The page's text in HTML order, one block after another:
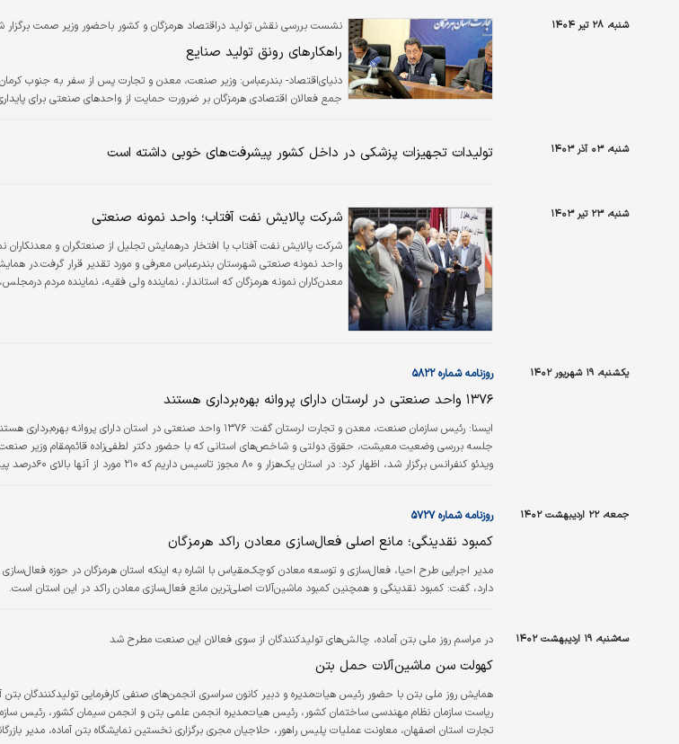
شنبه، ۲۸ تیر ۱۴۰۴ نشست بررسی نقش تولید دراقتصاد هرمزگان و کشور باحضور وزیر صمت برگزار
راهکارهای رونق تولید صنایع
دنياي‌اقتصاد- بندرعباس: وزیر صنعت، معدن و تجارت‌ پس از سفر به جنوب
جمع فعالان اقتصادی هرمزگان بر ضرورت حمایت از واحدهای صنعتی برای
شنبه، ۰۳ آذر ۱۴۰۳ تولیدات تجهیزات پزشکی در داخل کشور پیشرفت‌های خوبی داشته است
شنبه، ۲۳ تیر ۱۴۰۳ شرکت پالایش نفت آفتاب؛ واحد نمونه صنعتی
شرکت پالایش نفت آفتاب با افتخار درهمایش تجلیل از صنعتگران و معدنکاران
واحد نمونه صنعتی شهرستان بندرعباس معرفی و مورد تقدیر قرار گرفت.در
معدن‌کاران نمونه هرمزگان که استاندار، نماینده ولی فقیه، نماینده مردم
یکشنبه، ۱۹ شهریور ۱۴۰۲ روزنامه شماره ۵۸۲۲
۱۳۷۶ واحد صنعتی در لرستان دارای پروانه بهره‌‌‌برداری هستند
ایسنا: رئیس سازمان صنعت، معدن و تجارت لرستان گفت: ۱۳۷۶ واحد صنعتی در استان دارای
جلسه بررسی وضعیت معیشت، حقوق دولتی و شاخص‌‌‌های استانی که با حضور دکتر لطفی‌‌‌زاده قائم‌‌‌مقام وزیر
ویدئو کنفرانس برگزار شد، اظهار کرد: در استان یک‌هزار و ۸۰ مجوز تاسیس داریم که ۲۱۰ مورد از آنها بالای ۶۰‌درصد پیشرفت فیزیکی دارند.
جمعه، ۲۲ اردیبهشت ۱۴۰۲ روزنامه شماره ۵۷۲۷
کمبود نقدینگی؛ مانع اصلی فعال‏‏‌سازی معادن راکد هرمزگان
مدیر اجرایی طرح احیا، فعال‌‌‌سازی و توسعه معادن کوچک‌مقیاس با اشاره به اینکه استان هرمزگان در حوزه فعال‌سازی
دارد، گفت: کمبود نقدینگی و همچنین کمبود ماشین‌آلات اصلی‌‌‌ترین مانع فعال‌‌‌سازی معادن راکد در این استان است.
سه‌شنبه، ۱۹ اردیبهشت ۱۴۰۲ در مراسم روز ملی بتن آماده، چالش‌های تولیدکنندگان از سوی فعالان این صنعت مطرح شد
کهولت سن ماشین‌آلات حمل بتن
همایش روز ملی بتن با حضور رئیس هیات‌مدیره و دبیر کانون سراسری انجمن‌های صنفی کارفرمایی تولیدکنندگان بتن
ریاست سازمان نظام مهندسی ساختمان کشور، رئیس هیات‌مدیره انجمن علمی بتن و انجمن سیمان کشور، رئیس
تجارت استان اصفهان، معاونت عملیات پلیس راهور، حلاجیان مجری برگزاری نخستین نمایشگاه بتن آماده، مدیر